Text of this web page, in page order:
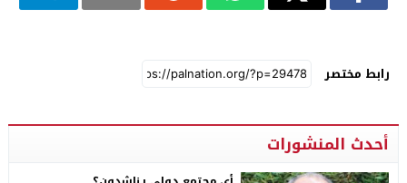
رابط مختصر
أحدث المنشورات